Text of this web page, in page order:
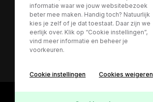
2026 - Autohuis de Vaart
informatie waar we jouw websitebezoek
beter mee maken. Handig toch? Natuurlijk
kies je zelf of je dat toestaat. Daar zijn we
eerlijk over. Klik op “Cookie instellingen”,
vind meer informatie en beheer je
voorkeuren.
Cookie instellingen Cookies weigeren